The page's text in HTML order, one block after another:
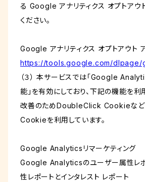
る Google アナリティクス オプトアウ
ください。
Google アナリティクス オプトアウト ア
https://tools.google.com/dlpage/
（３） 本サービスでは「Google
能」を有効にしており、下記の機能を利
改善のためDoubleClick Cookieなど
Cookieを利用しています。
Google Analyticsリマーケティング
Google Analyticsのユーザー属性レ
性レポートとインタレスト レポート